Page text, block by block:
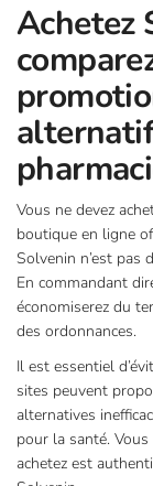
Achetez
Vous ne devez
boutique en ligne
Solvenin n’est pas
En commandant
économiserez du
des ordonnances.
Il est essentiel
sites peuvent
alternatives
pour la santé.
achetez est